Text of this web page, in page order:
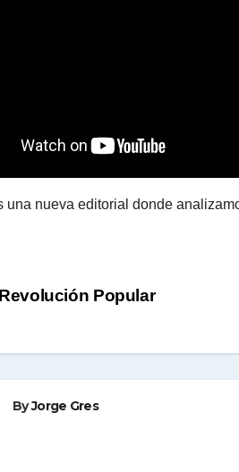
una nueva editorial donde
Popular
ByJorge Gres